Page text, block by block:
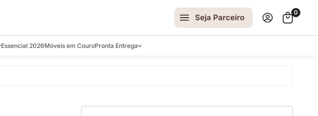
Seja Parceiro
0
Essencial 2026Móveis em CouroPronta Entrega